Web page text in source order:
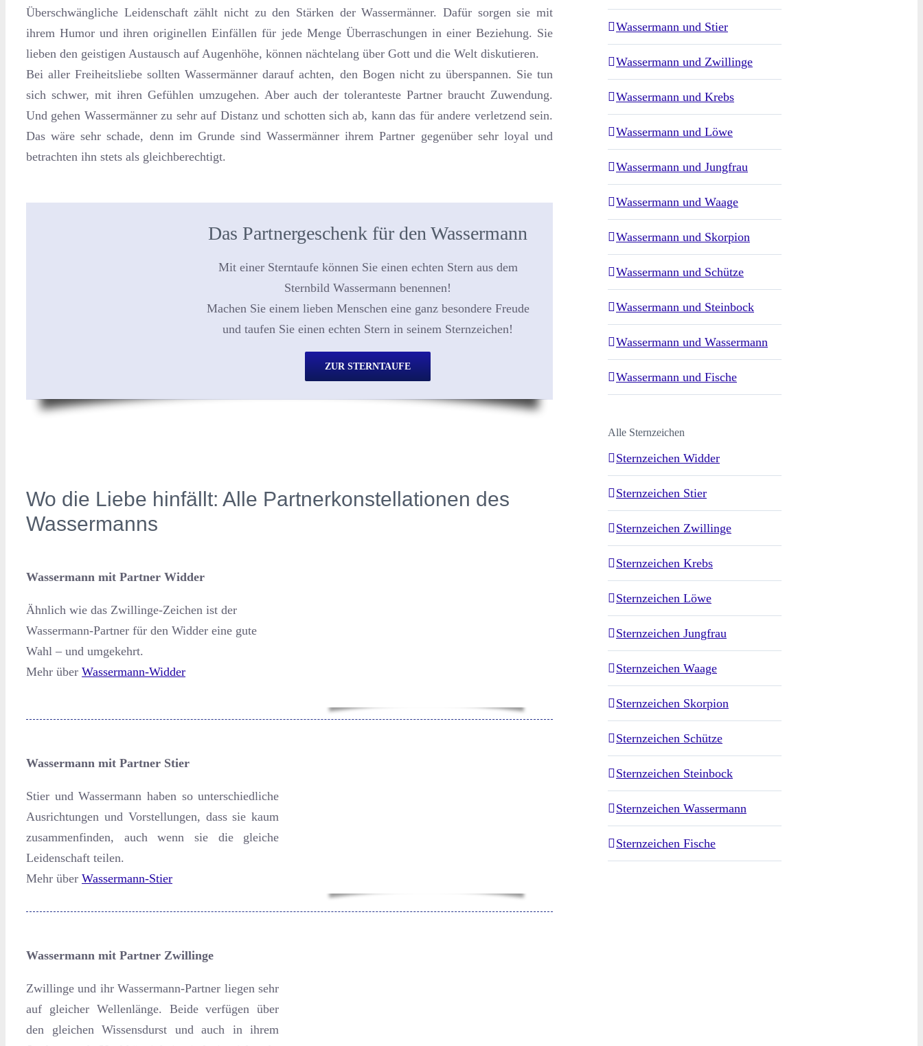
Überschwängliche Leidenschaft zählt nicht zu den Stärken der Wassermänner. Dafür sorgen sie mit
ihrem Humor und ihren originellen Einfällen für jede Menge Überraschungen in einer Beziehung. Sie
lieben den geistigen Austausch auf Augenhöhe, können nächtelang über Gott und die Welt diskutieren.
Bei aller Freiheitsliebe sollten Wassermänner darauf achten, den Bogen nicht zu überspannen. Sie tun
sich schwer, mit ihren Gefühlen umzugehen. Aber auch der toleranteste Partner braucht Zuwendung.
Und gehen Wassermänner zu sehr auf Distanz und schotten sich ab, kann das für andere verletzend sein.
Das wäre sehr schade, denn im Grunde sind Wassermänner ihrem Partner gegenüber sehr loyal und
betrachten ihn stets als gleichberechtigt.
Das Partnergeschenk für den Wassermann
Mit einer Sterntaufe können Sie einen echten Stern aus dem
Sternbild Wassermann benennen!
Machen Sie einem lieben Menschen eine ganz besondere Freude
und taufen Sie einen echten Stern in seinem Sternzeichen!
ZUR STERNTAUFE
Wo die Liebe hinfällt: Alle Partnerkonstellationen des
Wassermanns
Wassermann mit Partner Widder
Ähnlich wie das Zwillinge-Zeichen ist der
Wassermann-Partner für den Widder eine gute
Wahl – und umgekehrt.
Mehr über Wassermann-Widder
Wassermann mit Partner Stier
Stier und Wassermann haben so unterschiedliche
Ausrichtungen und Vorstellungen, dass sie kaum
zusammenfinden, auch wenn sie die gleiche
Leidenschaft teilen.
Mehr über Wassermann-Stier
Wassermann mit Partner Zwillinge
Zwillinge und ihr Wassermann-Partner liegen sehr
auf gleicher Wellenlänge. Beide verfügen über
den gleichen Wissensdurst und auch in ihrem
Wassermann und Stier
Wassermann und Zwillinge
Wassermann und Krebs
Wassermann und Löwe
Wassermann und Jungfrau
Wassermann und Waage
Wassermann und Skorpion
Wassermann und Schütze
Wassermann und Steinbock
Wassermann und Wassermann
Wassermann und Fische
Alle Sternzeichen
Sternzeichen Widder
Sternzeichen Stier
Sternzeichen Zwillinge
Sternzeichen Krebs
Sternzeichen Löwe
Sternzeichen Jungfrau
Sternzeichen Waage
Sternzeichen Skorpion
Sternzeichen Schütze
Sternzeichen Steinbock
Sternzeichen Wassermann
Sternzeichen Fische